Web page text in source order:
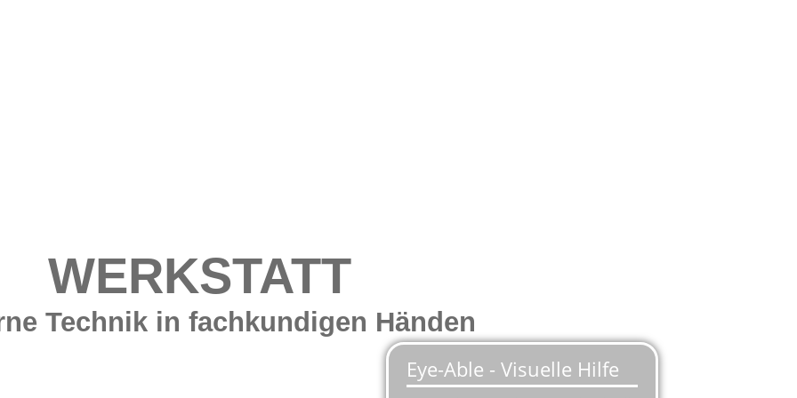
WERKSTATT
Technik in fachkundigen Händen